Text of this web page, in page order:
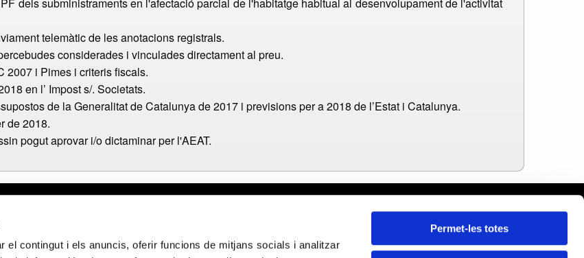
el contingut i els anuncis, oferir funcions de mitjans socials i analitzar
Permet-les totes
dels subministraments en l'afectació parcial de l'habitatge habitual al desenvolupament de l'activitat
telemàtic de les anotacions registrals.
considerades i vinculades directament al preu.
2007 i Pimes i criteris fiscals.
en l’ Impost s/. Societats.
de la Generalitat de Catalunya de 2017 i previsions per a 2018 de l’Estat i Catalunya.
de 2018.
pogut aprovar i/o dictaminar per l'AEAT.
Delegación Lleida